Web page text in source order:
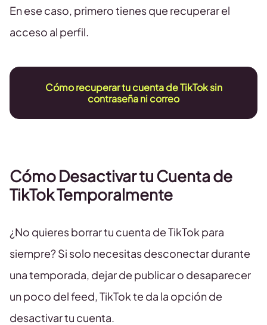
En ese caso, primero tienes que recuperar el
acceso al perfil.
Cómo recuperar tu cuenta de TikTok sin
contraseña ni correo
Cómo Desactivar tu Cuenta de
TikTok Temporalmente
¿No quieres borrar tu cuenta de TikTok para
siempre? Si solo necesitas desconectar durante
una temporada, dejar de publicar o desaparecer
un poco del feed, TikTok te da la opción de
desactivar tu cuenta.